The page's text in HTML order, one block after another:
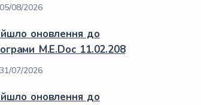
05/08/2026
оновлення до
M.E.Doc 11.02.208
31/07/2026
оновлення до